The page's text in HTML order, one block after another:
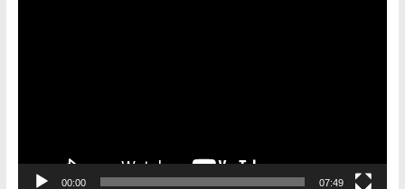
00:00 07:49